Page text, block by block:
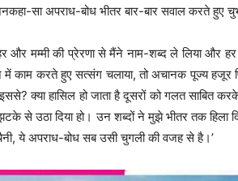
सा अपराध-बोध भीतर बार-बार सवाल करते हुए
और मम्मी की प्रेरणा से मैंने नाम-शब्द ले लिया और
में काम करते हुए सत्संग चलाया, तो अचानक पूज्य हजूर
इससे? क्या हासिल हो जाता है दूसरों को गलत साबित
से उठा दिया हो। उन शब्दों ने मुझे भीतर तक
ये अपराध-बोध सब उसी चुगली की वजह से है।’